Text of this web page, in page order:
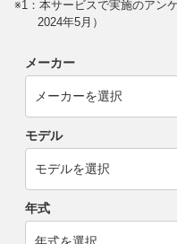
※1：本サービスで実施のアン
2024年5月）
メーカー
モデル
年式